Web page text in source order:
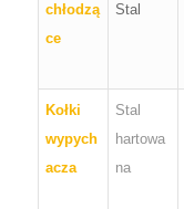
chłodzą
ce
Stal
Kołki
wypych
acza
Stal
hartowa
na